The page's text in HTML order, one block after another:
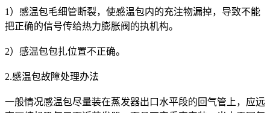
1）感温包毛细管断裂，使感温包内的充注物漏掉，导致不能
把正确的信号传给热力膨胀阀的执机构。
2）感温包包扎位置不正确。
2.感温包故障处理办法
一般情况感温包尽量装在蒸发器出口水平段的回气管上，应远